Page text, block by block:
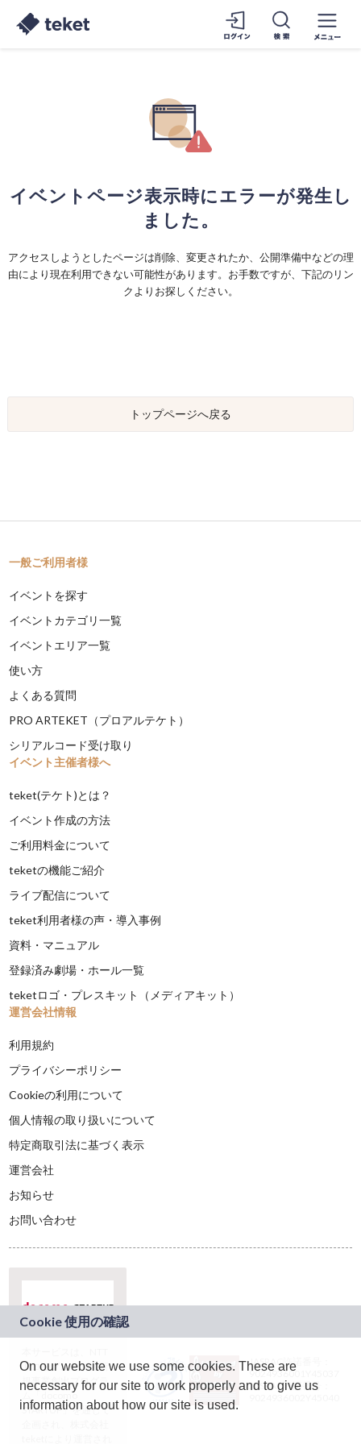
イベントページ表示時にエラーが発生し
ました。
アクセスしようとしたページは削除、変更されたか、公開準備中などの理
由により現在利用できない可能性があります。お手数ですが、下記のリン
クよりお探しください。
トップページへ戻る
一般ご利用者様
イベントを探す
イベントカテゴリ一覧
イベントエリア一覧
使い方
よくある質問
PRO ARTEKET（プロアルテケト）
シリアルコード受け取り
イベント主催者様へ
teket(テケト)とは？
イベント作成の方法
ご利用料金について
teketの機能ご紹介
ライブ配信について
teket利用者様の声・導入事例
資料・マニュアル
登録済み劇場・ホール一覧
teketロゴ・プレスキット（メディアキット）
運営会社情報
利用規約
プライバシーポリシー
Cookieの利用について
個人情報の取り扱いについて
特定商取引法に基づく表示
運営会社
お知らせ
お問い合わせ
ドコモグループの新
規事業創出プログラ
ム「docomo
STARTUP」を通じて
JASRAC許諾番号：
9024936001Y45037
JASRAC許諾番号：
On our website we use some cookies. These are
necessary for our site to work properly and to give us
information about how our site is used.